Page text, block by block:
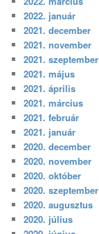
2022. január
2021. december
2021. november
2021. szeptember
2021. május
2021. április
2021. március
2021. február
2021. január
2020. december
2020. november
2020. október
2020. szeptember
2020. augusztus
2020. július